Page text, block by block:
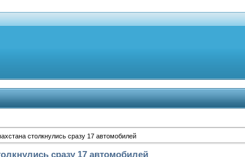
столкнулись сразу 17 автомобилей
сразу 17 автомобилей